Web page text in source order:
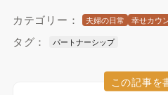
カテゴリー： 夫婦の日常 幸せカウ
タグ： パートナーシップ
この記事を